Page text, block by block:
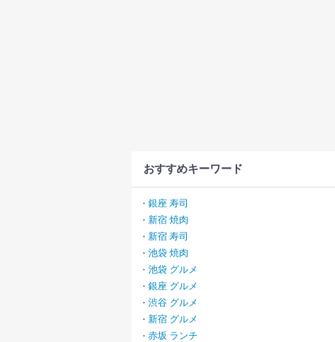
おすすめキーワード
・ 銀座 寿司
・ 新宿 焼肉
・ 新宿 寿司
・ 池袋 焼肉
・ 池袋 グルメ
・ 銀座 グルメ
・ 渋谷 グルメ
・ 新宿 グルメ
・ 赤坂 ランチ